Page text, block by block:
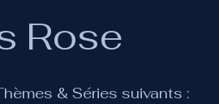
Rose
& Séries suivants :